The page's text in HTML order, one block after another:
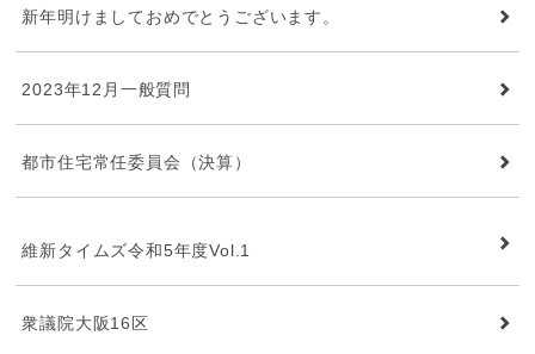
新年明けましておめでとうございます。
2023年12月一般質問
都市住宅常任委員会（決算）
維新タイムズ令和5年度Vol.1
衆議院大阪16区